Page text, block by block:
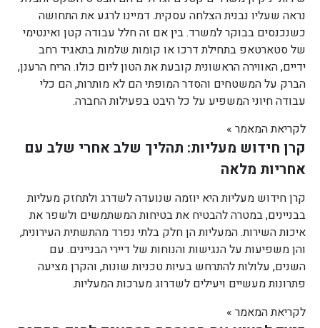
נראה שעליו נבנית הצלחה עסקית. דמיינו לרגע את התחושה
כשנכנסים בבוקר למשרד. בין אם זה חלל עבודה קטן ואינטימי
של סטארטאפ בתחילת דרכו או קומות שלמות בתאגיד רחב
ידיים, האווירה הראשונית קובעת את הטון ליום כולו. הריח הרענן,
הברק על המשטחים והסדר המופתי הם לא מותרות, הם כלי
עבודה חיוני המשפיע על כל היבט בפעילות החברה.
לקריאת המאמר »
קרן חידוש מעליות: תהליך שלב אחרי שלב עם
אחריות מלאה
קרן חידוש מעליות היא יוזמה שנועדה לשדרג ולתחזק מעליות
בבניינים, במטרה להבטיח את בטיחות המשתמשים ולשפר את
איכות השירות. המעליות הן חלק בלתי נפרד מהתשתית העירונית,
והן משפיעות על הנגישות והנוחות של דיירי הבניינים. עם
השנים, עלולות להתרחש בעיות טכניות שונות, והקרן מציעה
פתרונות מעשיים ויעילים לשדרוג מערכות המעליות.
לקריאת המאמר »